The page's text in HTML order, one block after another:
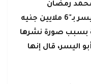
محمد رمضان
بتعويض موكله الطيّار أشرف أبو اليسر بـ"6 ملايين جنيه
بسبب صورة نشرها
اليسر، قال إنها